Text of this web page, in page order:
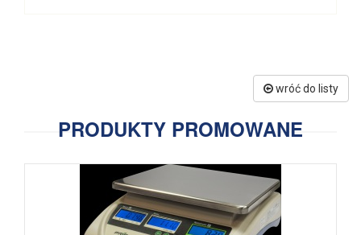
wróć do listy
PRODUKTY PROMOWANE